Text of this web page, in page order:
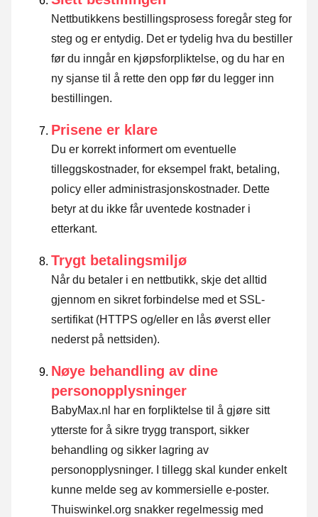
Nettbutikkens bestillingsprosess foregår steg for
steg og er entydig. Det er tydelig hva du bestiller
før du inngår en kjøpsforpliktelse, og du har en
ny sjanse til å rette den opp før du legger inn
bestillingen.
Prisene er klare
Du er korrekt informert om eventuelle
tilleggskostnader, for eksempel frakt, betaling,
policy eller administrasjonskostnader. Dette
betyr at du ikke får uventede kostnader i
etterkant.
Trygt betalingsmiljø
Når du betaler i en nettbutikk, skje det alltid
gjennom en sikret forbindelse med et SSL-
sertifikat (HTTPS og/eller en lås øverst eller
nederst på nettsiden).
Nøye behandling av dine
personopplysninger
BabyMax.nl har en forpliktelse til å gjøre sitt
ytterste for å sikre trygg transport, sikker
behandling og sikker lagring av
personopplysninger. I tillegg skal kunder enkelt
kunne melde seg av kommersielle e-poster.
Thuiswinkel.org snakker regelmessig med